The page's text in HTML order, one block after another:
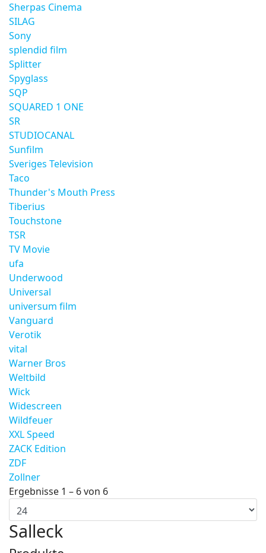
Sherpas Cinema
SILAG
Sony
splendid film
Splitter
Spyglass
SQP
SQUARED 1 ONE
SR
STUDIOCANAL
Sunfilm
Sveriges Television
Taco
Thunder's Mouth Press
Tiberius
Touchstone
TSR
TV Movie
ufa
Underwood
Universal
universum film
Vanguard
Verotik
vital
Warner Bros
Weltbild
Wick
Widescreen
Wildfeuer
XXL Speed
ZACK Edition
ZDF
Zollner
Ergebnisse 1 – 6 von 6
Salleck